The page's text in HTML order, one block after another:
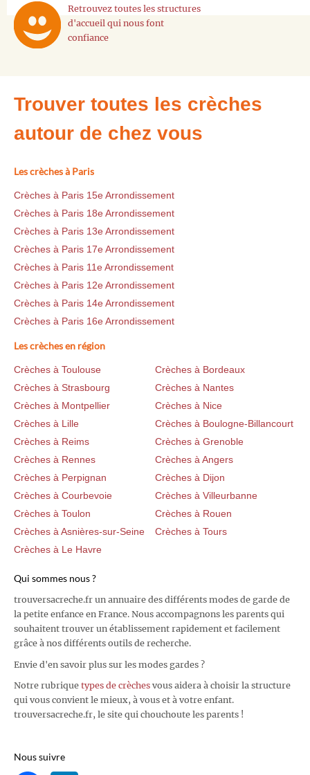
Retrouvez toutes les structures
d'accueil qui nous font
confiance
Trouver toutes les crèches
autour de chez vous
Les crèches à Paris
Crèches à Paris 15e Arrondissement
Crèches à Paris 18e Arrondissement
Crèches à Paris 13e Arrondissement
Crèches à Paris 17e Arrondissement
Crèches à Paris 11e Arrondissement
Crèches à Paris 12e Arrondissement
Crèches à Paris 14e Arrondissement
Crèches à Paris 16e Arrondissement
Les crèches en région
Crèches à Toulouse
Crèches à Bordeaux
Crèches à Strasbourg
Crèches à Nantes
Crèches à Montpellier
Crèches à Nice
Crèches à Lille
Crèches à Boulogne-Billancourt
Crèches à Reims
Crèches à Grenoble
Crèches à Rennes
Crèches à Angers
Crèches à Perpignan
Crèches à Dijon
Crèches à Courbevoie
Crèches à Villeurbanne
Crèches à Toulon
Crèches à Rouen
Crèches à Asnières-sur-Seine
Crèches à Tours
Crèches à Le Havre
Qui sommes nous ?
trouversacreche.fr un annuaire des différents modes de garde de
la petite enfance en France. Nous accompagnons les parents qui
souhaitent trouver un établissement rapidement et facilement
grâce à nos différents outils de recherche.
Envie d'en savoir plus sur les modes gardes ?
Notre rubrique types de crèches vous aidera à choisir la structure
qui vous convient le mieux, à vous et à votre enfant.
trouversacreche.fr, le site qui chouchoute les parents !
Nous suivre